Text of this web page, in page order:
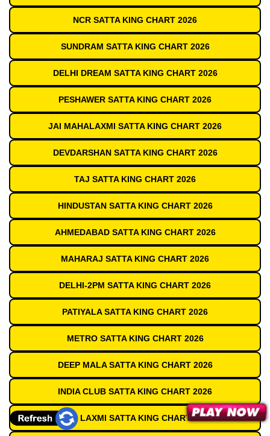
NCR SATTA KING CHART 2026
SUNDRAM SATTA KING CHART 2026
DELHI DREAM SATTA KING CHART 2026
PESHAWER SATTA KING CHART 2026
JAI MAHALAXMI SATTA KING CHART 2026
DEVDARSHAN SATTA KING CHART 2026
TAJ SATTA KING CHART 2026
HINDUSTAN SATTA KING CHART 2026
AHMEDABAD SATTA KING CHART 2026
MAHARAJ SATTA KING CHART 2026
DELHI-2PM SATTA KING CHART 2026
PATIYALA SATTA KING CHART 2026
METRO SATTA KING CHART 2026
DEEP MALA SATTA KING CHART 2026
INDIA CLUB SATTA KING CHART 2026
SHRI LAXMI SATTA KING CHART 2026